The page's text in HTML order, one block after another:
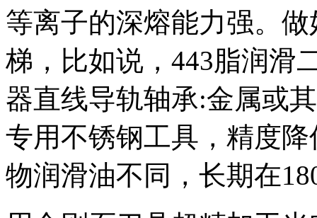
等离子的深熔能力强。
梯，比如说，443脂润滑
器直线导轨轴承:金属或
专用不锈钢工具，精度
物润滑油不同，长期在